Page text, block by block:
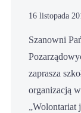
16 listopada
Szanowni
zaprasza
organizacją
„Wolontariat